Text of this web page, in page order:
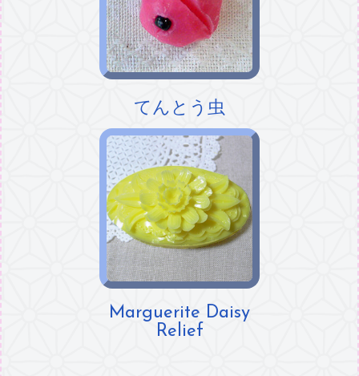
てんとう虫
Marguerite Daisy
Relief